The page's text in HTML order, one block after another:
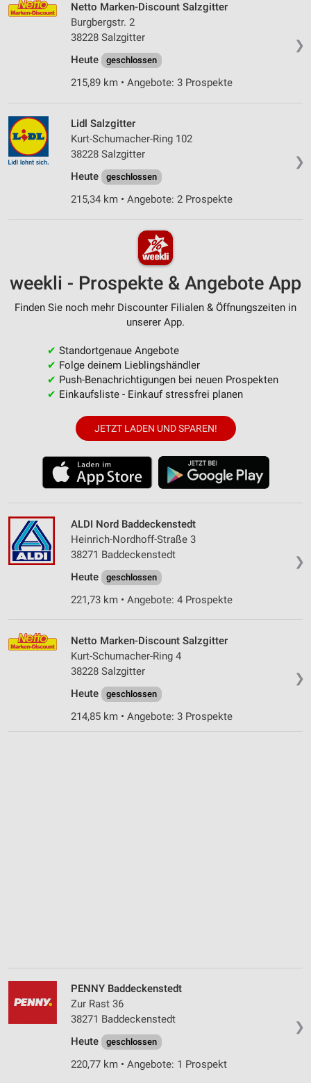
❯
Netto Marken-Discount Salzgitter
Burgbergstr. 2
38228 Salzgitter
Heute
geschlossen
215,89 km • Angebote: 3 Prospekte
❯
Lidl Salzgitter
Kurt-Schumacher-Ring 102
38228 Salzgitter
Heute
geschlossen
215,34 km • Angebote: 2 Prospekte
weekli - Prospekte & Angebote App
Finden Sie noch mehr Discounter Filialen & Öffnungszeiten in
unserer App.
✔ Standortgenaue Angebote
✔ Folge deinem Lieblingshändler
✔ Push-Benachrichtigungen bei neuen Prospekten
✔ Einkaufsliste - Einkauf stressfrei planen
JETZT LADEN UND SPAREN!
❯
ALDI Nord Baddeckenstedt
Heinrich-Nordhoff-Straße 3
38271 Baddeckenstedt
Heute
geschlossen
221,73 km • Angebote: 4 Prospekte
❯
Netto Marken-Discount Salzgitter
Kurt-Schumacher-Ring 4
38228 Salzgitter
Heute
geschlossen
214,85 km • Angebote: 3 Prospekte
❯
PENNY Baddeckenstedt
Zur Rast 36
38271 Baddeckenstedt
Heute
geschlossen
220,77 km • Angebote: 1 Prospekt